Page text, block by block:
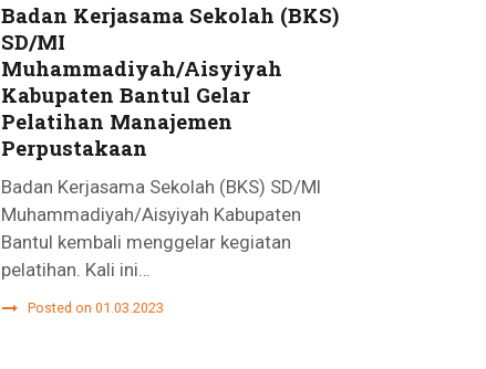
Badan Kerjasama Sekolah (BKS)
SD/MI
Muhammadiyah/Aisyiyah
Kabupaten Bantul Gelar
Pelatihan Manajemen
Perpustakaan
Badan Kerjasama Sekolah (BKS) SD/MI
Muhammadiyah/Aisyiyah Kabupaten
Bantul kembali menggelar kegiatan
pelatihan. Kali ini…
Posted on 01.03.2023